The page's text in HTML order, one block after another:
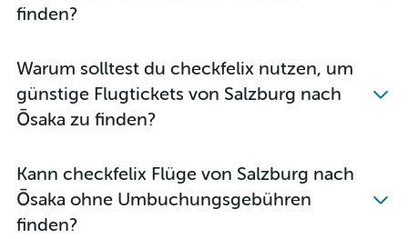
finden?
Warum solltest du checkfelix nutzen, um
günstige Flugtickets von Salzburg nach
Ōsaka zu finden?
Kann checkfelix Flüge von Salzburg nach
Ōsaka ohne Umbuchungsgebühren
finden?